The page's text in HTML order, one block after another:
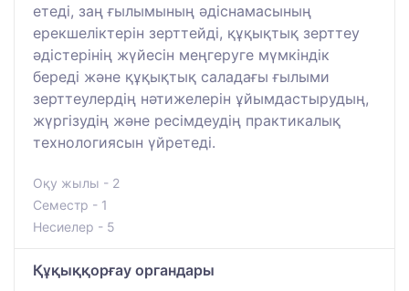
етеді, заң ғылымының әдіснамасының
ерекшеліктерін зерттейді, құқықтық зерттеу
әдістерінің жүйесін меңгеруге мүмкіндік
береді және құқықтық саладағы ғылыми
зерттеулердің нәтижелерін ұйымдастырудың,
жүргізудің және ресімдеудің практикалық
технологиясын үйретеді.
Оқу жылы - 2
Семестр - 1
Несиелер - 5
Құқыққорғау органдары